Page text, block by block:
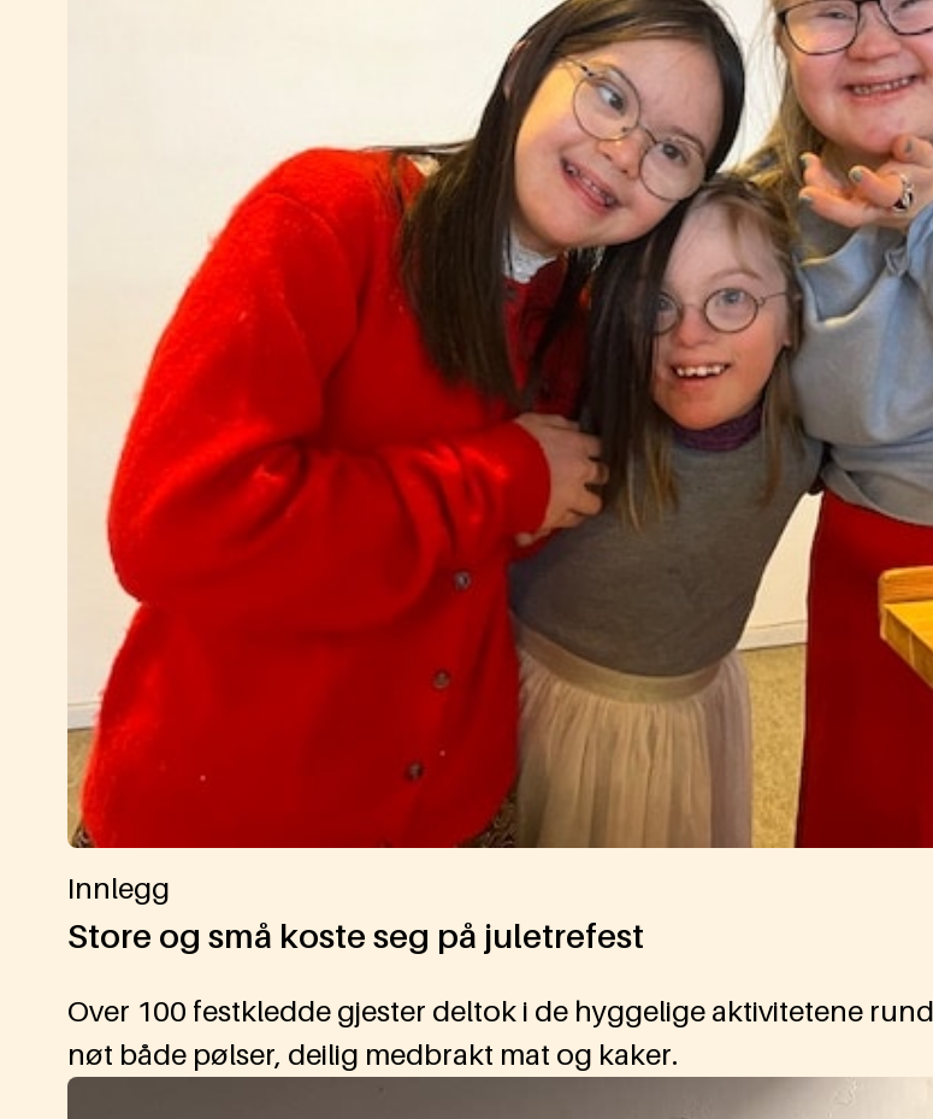
Innlegg
Store og små koste seg på juletrefest
Over 100 festkledde gjester deltok i de hyggelige aktivitetene
nøt både pølser, deilig medbrakt mat og kaker.